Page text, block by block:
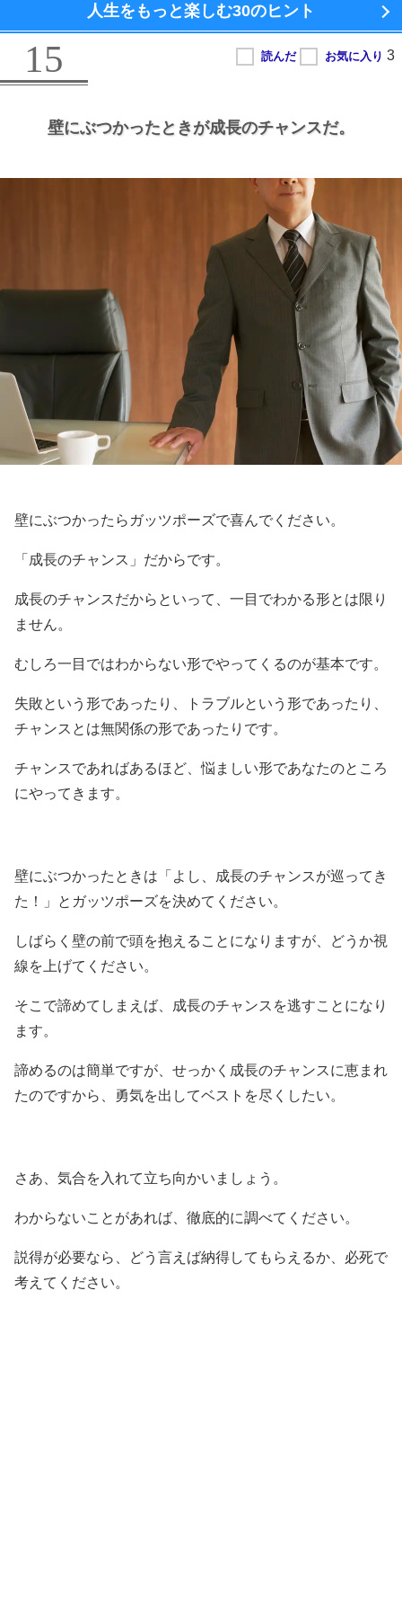
人生をもっと楽しむ30のヒント
15
壁にぶつかったときが成長のチャンスだ。
壁にぶつかったらガッツポーズで喜んでください。
「成長のチャンス」だからです。
成長のチャンスだからといって、一目でわかる形とは限り
ません。
むしろ一目ではわからない形でやってくるのが基本です。
失敗という形であったり、トラブルという形であったり、
チャンスとは無関係の形であったりです。
チャンスであればあるほど、悩ましい形であなたのところ
にやってきます。
壁にぶつかったときは「よし、成長のチャンスが巡ってき
た！」とガッツポーズを決めてください。
しばらく壁の前で頭を抱えることになりますが、どうか視
線を上げてください。
そこで諦めてしまえば、成長のチャンスを逃すことになり
ます。
諦めるのは簡単ですが、せっかく成長のチャンスに恵まれ
たのですから、勇気を出してベストを尽くしたい。
さあ、気合を入れて立ち向かいましょう。
わからないことがあれば、徹底的に調べてください。
説得が必要なら、どう言えば納得してもらえるか、必死で
考えてください。